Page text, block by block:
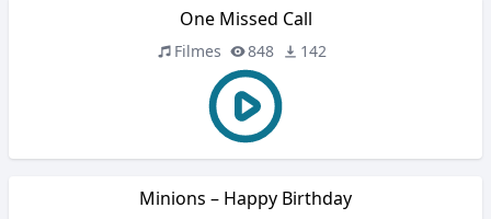
One Missed Call
Filmes 848 142
Minions – Happy Birthday